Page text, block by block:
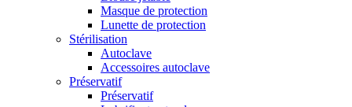
Masque de protection
Lunette de protection
Stérilisation
Autoclave
Accessoires autoclave
Préservatif
Préservatif